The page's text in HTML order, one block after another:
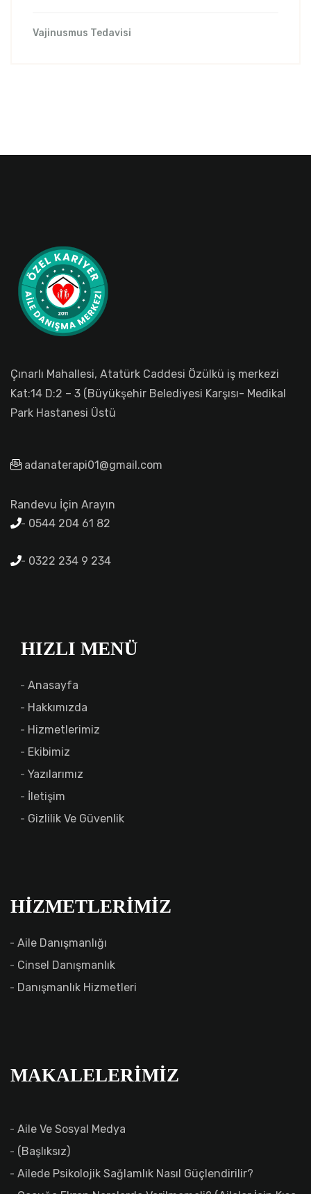
Vajinusmus Tedavisi
Çınarlı Mahallesi, Atatürk Caddesi Özülkü iş merkezi
Kat:14 D:2 – 3 (Büyükşehir Belediyesi Karşısı- Medikal
Park Hastanesi Üstü
adanaterapi01@gmail.com
Randevu İçin Arayın
0544 204 61 82
0322 234 9 234
HIZLI MENÜ
Anasayfa
Hakkımızda
Hizmetlerimiz
Ekibimiz
Yazılarımız
İletişim
Gizlilik Ve Güvenlik
HIZMETLERIMIZ
Aile Danışmanlığı
Cinsel Danışmanlık
Danışmanlık Hizmetleri
MAKALELERIMIZ
Aile Ve Sosyal Medya
(başlıksız)
Ailede Psikolojik Sağlamlık Nasıl Güçlendirilir?